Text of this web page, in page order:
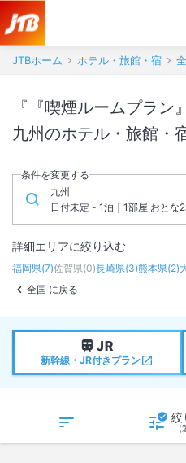
JTBホーム ホテル・旅館・宿
『『喫煙ルームプラン
九州のホテル・旅館・
条件を変更する
九州
日付未定 - 1泊｜1部屋 おとな
詳細エリアに絞り込む
福岡県(7)佐賀県(0)長崎県(3)熊本県(2)
全国 に戻る
新幹線・JR付きプラン
絞
(